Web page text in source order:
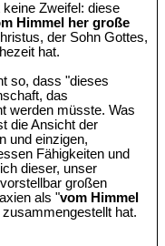
Zweifel: diese
Himmel her große
der Sohn Gottes,
hat.
so, dass "dieses
das
werden müsste. Was
die Ansicht der
und einzigen,
Fähigkeiten und
dieser, unser
großen
als "vom Himmel
zusammengestellt hat.